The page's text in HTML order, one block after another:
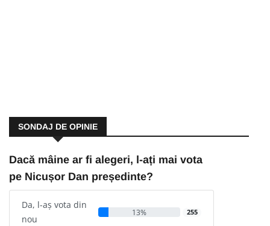
SONDAJ DE OPINIE
Dacă mâine ar fi alegeri, l-ați mai vota
pe Nicușor Dan președinte?
Da, l-aș vota din
nou
13% 255